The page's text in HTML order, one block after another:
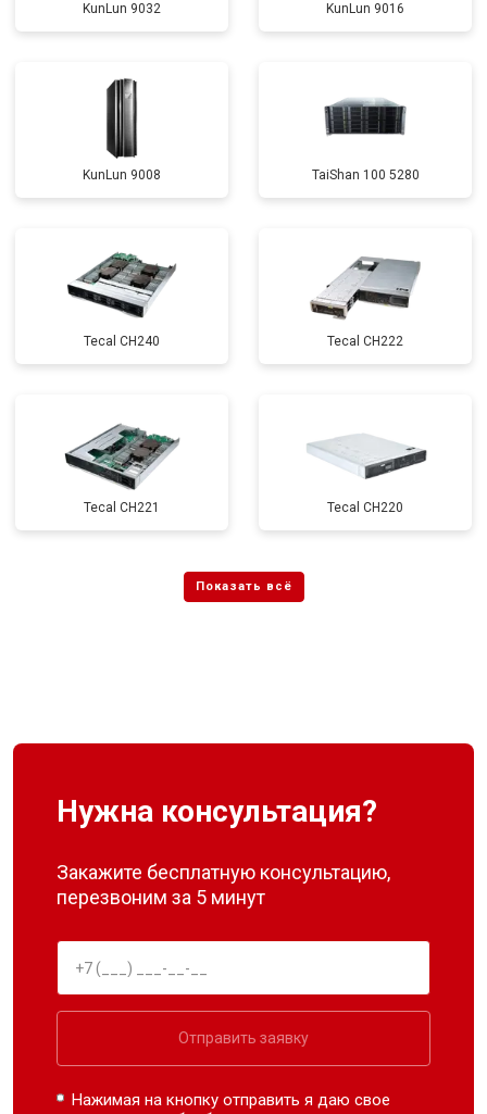
KunLun 9032 KunLun 9016
KunLun 9008 TaiShan 100 5280
Tecal CH240 Tecal CH222
Tecal CH221 Tecal CH220
Нужна консультация?
Закажите бесплатную консультацию,
перезвоним за 5 минут
Отправить заявку
Нажимая на кнопку отправить я даю свое